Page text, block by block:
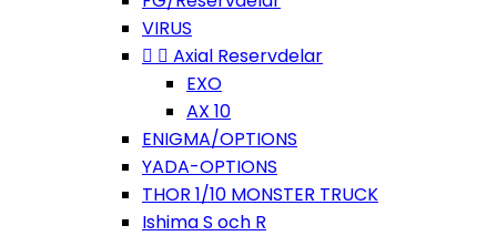
VIRUS
  Axial Reservdelar
EXO
AX 10
ENIGMA/OPTIONS
YADA-OPTIONS
THOR 1/10 MONSTER TRUCK
Ishima S och R